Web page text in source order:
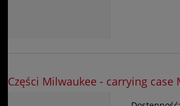
Części Milwaukee - carrying case